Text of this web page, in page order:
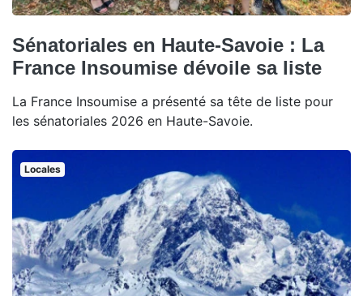
Sénatoriales en Haute-Savoie : La
France Insoumise dévoile sa liste
La France Insoumise a présenté sa tête de liste pour
les sénatoriales 2026 en Haute-Savoie.
Locales